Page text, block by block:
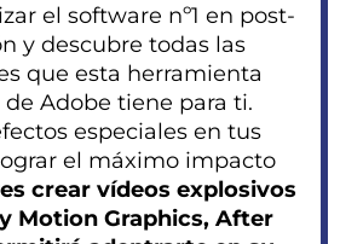
el software nº1 en post-
y descubre todas las
que esta herramienta
Adobe tiene para ti.
especiales en tus
el máximo impacto
crear vídeos explosivos
Motion Graphics, After